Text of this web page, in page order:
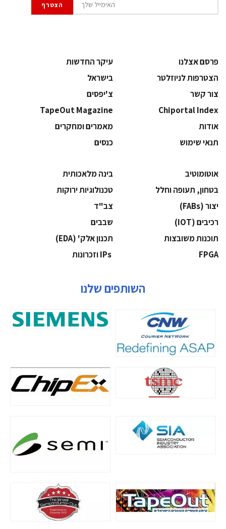
פרסם אצלנו
עיקר החדשות
הצטרפות לניוזלטר
בישראל
צור קשר
צ'יפסים
Chiportal Index
TapeOut Magazine
אודות
מאמרים ומחקרים
תנאי שימוש
כנסים
אוטומוטיב
בינה מלאכותית
בטחון, תעופה וחלל
‫טכנולוגיות ירוקות‬
‫יצור (‪(FABs‬‬
‫צב"ד‬
‫רכיבים‬ (IOT)
‫שבבים‬
‫תוכנות משובצות‬
‫תכנון אלק' (‪(EDA‬‬
‫‪FPGA‬‬
השותפים שלנו